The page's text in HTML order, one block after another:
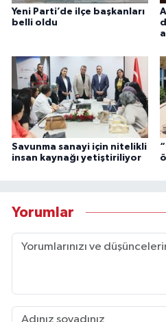
Yeni Parti’de ilçe başkanları
belli oldu
Savunma sanayi için nitelikli
insan kaynağı yetiştiriliyor
Yorumlar